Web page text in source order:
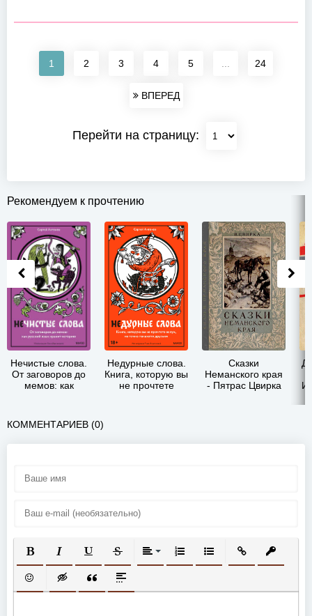
1 2 3 4 5 24
ВПЕРЕД
Перейти на страницу:
Рекомендуем к прочтению
Нечистые слова.
От заговоров до
мемов: как
Жарковский
Сергей
Недурные слова.
Книга, которую вы
не прочтете
Сказки
Неманского края
- Пятрас Цвирка
КОММЕНТАРИЕВ (0)
ПОЛУЖИРНЫЙ
КУРСИВПОДЧЕРКНУТЫЙ
ЗАЧЕРКНУТЫЙВЫРАВНИВАНИЕ
НУМЕРОВАННЫЙ СПИСОК
МАРКИРОВАННЫЙ
ВСТАВИТЬ
ВСТАВИТЬ СМАЙЛИК
ВСТАВКА СКРЫТОГО ТЕКСТА
ВСТАВКА ЦИТАТЫ
ВСТАВКА СПОЙЛЕРА